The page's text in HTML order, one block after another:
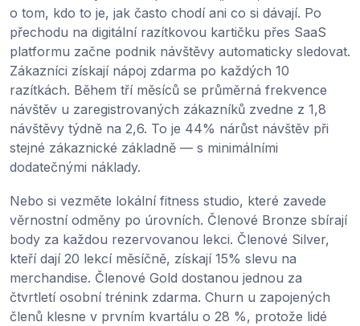
o tom, kdo to je, jak často chodí ani co si dávají. Po
přechodu na digitální razítkovou kartičku přes SaaS
platformu začne podnik návštěvy automaticky sledovat.
Zákazníci získají nápoj zdarma po každých 10
razítkách. Během tří měsíců se průměrná frekvence
návštěv u zaregistrovaných zákazníků zvedne z 1,8
návštěvy týdně na 2,6. To je 44% nárůst návštěv při
stejné zákaznické základně — s minimálními
dodatečnými náklady.
Nebo si vezměte lokální fitness studio, které zavede
věrnostní odměny po úrovních. Členové Bronze sbírají
body za každou rezervovanou lekci. Členové Silver,
kteří dají 20 lekcí měsíčně, získají 15% slevu na
merchandise. Členové Gold dostanou jednou za
čtvrtletí osobní trénink zdarma. Churn u zapojených
členů klesne v prvním kvartálu o 28 %, protože lidé